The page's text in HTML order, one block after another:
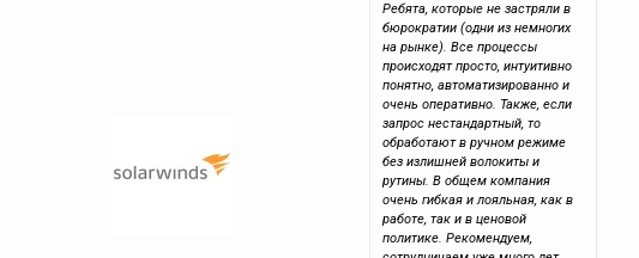
Ребята, которые не застряли в
бюрократии (одни из немногих
на рынке). Все процессы
происходят просто, интуитивно
понятно, автоматизированно и
очень оперативно. Также, если
запрос нестандартный, то
обработают в ручном режиме
без излишней волокиты и
рутины. В общем компания
очень гибкая и лояльная, как в
работе, так и в ценовой
политике. Рекомендуем,